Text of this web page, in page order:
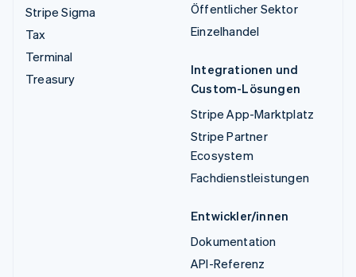
Stripe Sigma
Tax
Terminal
Treasury
Öffentlicher Sektor
Einzelhandel
Integrationen und
Custom-Lösungen
Stripe App-Marktplatz
Stripe Partner
Ecosystem
Fachdienstleistungen
Entwickler/innen
Dokumentation
API-Referenz